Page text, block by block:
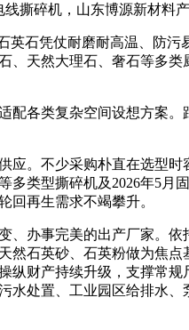
撕碎机，山东博源新材料
石凭仗耐磨耐高温、防污
、天然大理石、奢石等多
各类复杂空间设想方案。
。不少采购朴直在选型时
多类型撕碎机及2026年5
回再生需求不竭攀升。
办事完美的出产厂家。依
然石英砂、石英粉做为焦
纵财产持续升级，支撑常
水处置、工业园区给排水